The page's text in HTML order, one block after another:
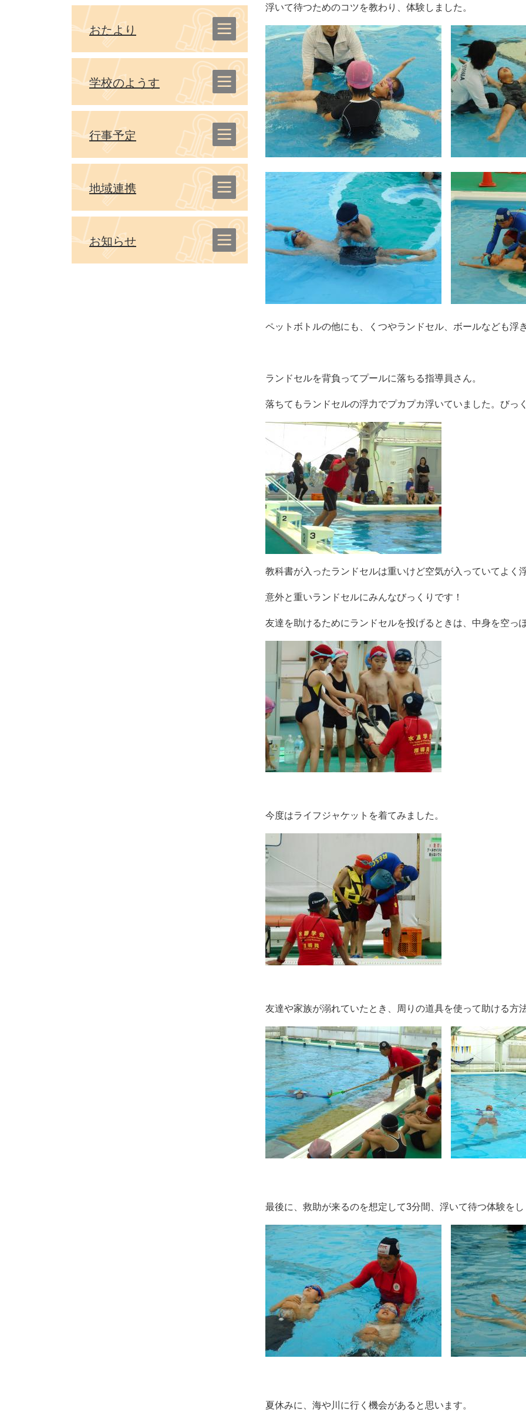
浮いて待つためのコツを教わり、体験しました。
ペットボトルの他にも、くつやランドセル、ボールなども浮
ランドセルを背負ってプールに落ちる指導員さん。
落ちてもランドセルの浮力でプカプカ浮いていました。びっ
教科書が入ったランドセルは重いけど空気が入っていてよく
意外と重いランドセルにみんなびっくりです！
友達を助けるためにランドセルを投げるときは、中身を空っ
今度はライフジャケットを着てみました。
友達や家族が溺れていたとき、周りの道具を使って助ける方
最後に、救助が来るのを想定して3分間、浮いて待つ体験を
夏休みに、海や川に行く機会があると思います。
おたより
学校のようす
行事予定
地域連携
お知らせ